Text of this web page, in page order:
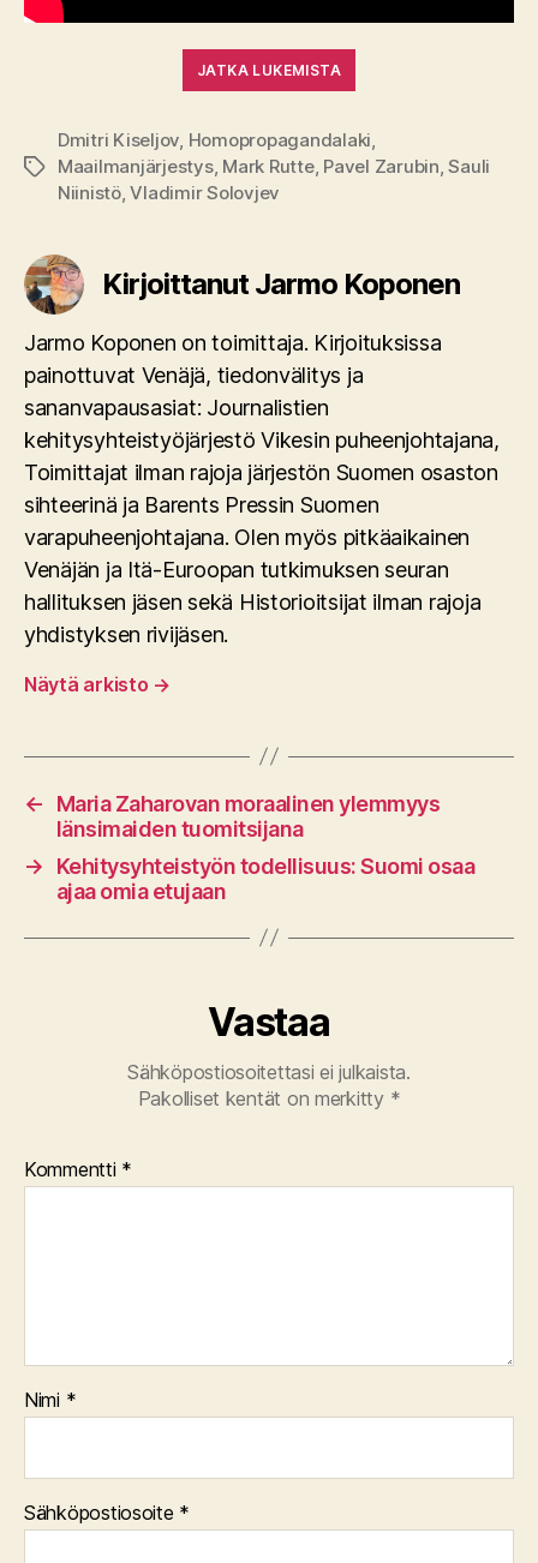
JATKA LUKEMISTA
Avainsanat
Dmitri Kiseljov Homopropagandalaki
Maailmanjärjestys, Mark Rutte, Pavel Zarubin ,Sauli
Niinistö,Vladimir Solovjev
Kirjoittanut Jarmo Koponen
Jarmo Koponen on toimittaja. Kirjoituksissa
painottuvat Venäjä, tiedonvälitys ja
sananvapausasiat: Journalistien
kehitysyhteistyöjärjestö Vikesin puheenjohtajana,
Toimittajat ilman rajoja järjestön Suomen osaston
sihteerinä ja Barents Pressin Suomen
varapuheenjohtajana. Olen myös pitkäaikainen
Venäjän ja Itä-Euroopan tutkimuksen seuran
hallituksen jäsen sekä Historioitsijat ilman rajoja
yhdistyksen rivijäsen.
Näytä arkisto →
←
Maria Zaharovan moraalinen ylemmyys
länsimaiden tuomitsijana
→
Kehitysyhteistyön todellisuus: Suomi osaa
ajaa omia etujaan
Vastaa
Sähköpostiosoitettasi ei julkaista.
Pakolliset kentät on merkitty *
Kommentti *
Nimi *
Sähköpostiosoite *